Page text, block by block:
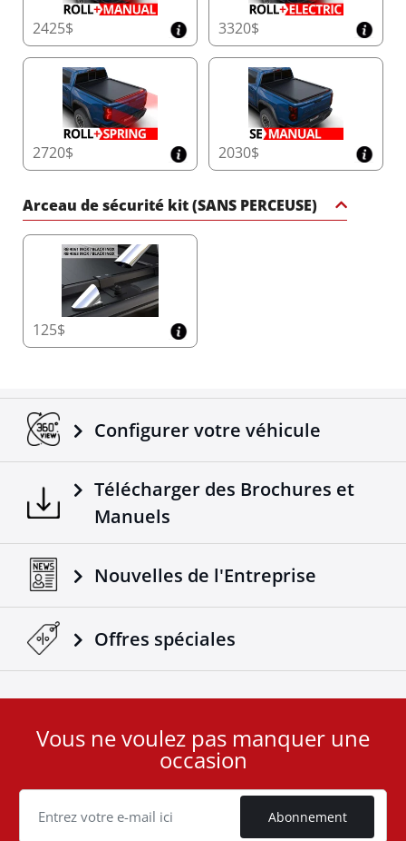
2425$ 3320$
2720$ 2030$
Arceau de sécurité kit (SANS PERCEUSE)
125$
Configurer votre véhicule
Télécharger des Brochures et
Manuels
Nouvelles de l'Entreprise
Offres spéciales
User
Cookie
Vous ne voulez pas manquer une
occasion
Abonnement